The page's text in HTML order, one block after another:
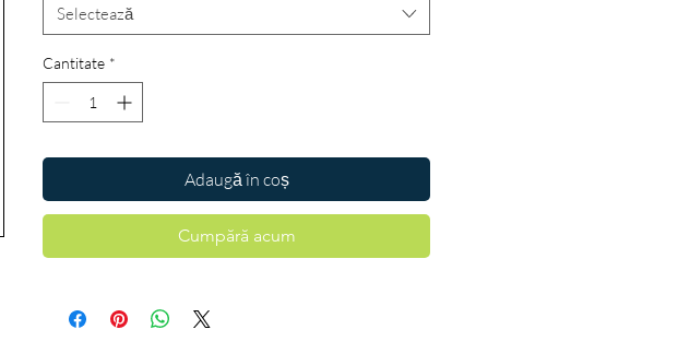
Selectează
Cantitate *
Adaugă în coș
Cumpără acum